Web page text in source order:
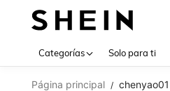
Categorías Solo para ti
Página principal / chenyao01